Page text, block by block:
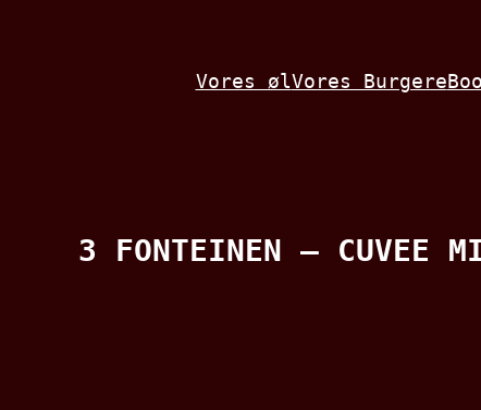
Vores ølVores Burgere
3 FONTEINEN – CUVEE